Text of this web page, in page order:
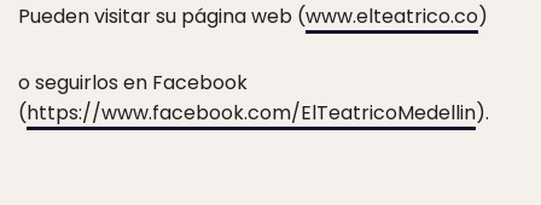
Pueden visitar su página web (www.elteatrico.co)
o seguirlos en Facebook
(https://www.facebook.com/ElTeatricoMedellin).